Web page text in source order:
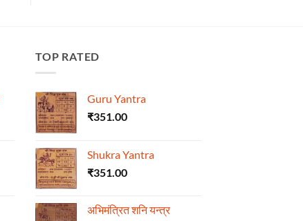
TOP RATED
Guru Yantra
₹351.00
Shukra Yantra
₹351.00
अभिमंत्रित शनि यन्त्र